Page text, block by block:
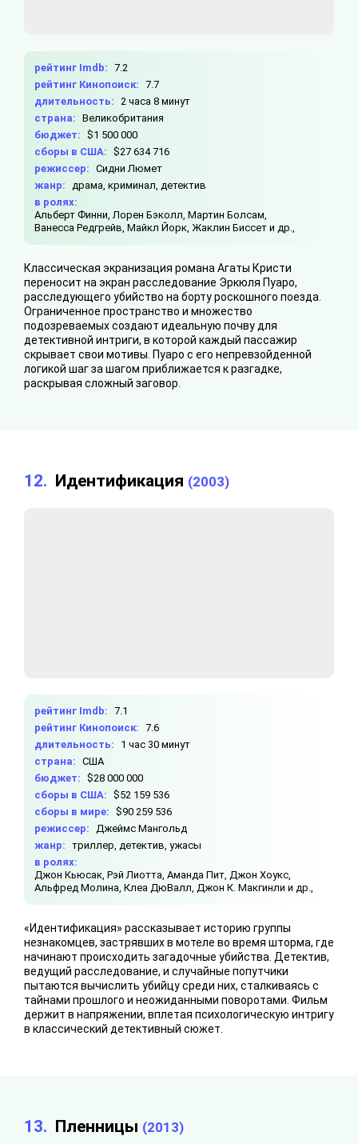
рейтинг Imdb: 7.2
рейтинг Кинопоиск: 7.7
длительность:
2 часа 8 минут
страна: Великобритания
бюджет: $1 500 000
сборы в США: $27 634 716
режиссер: Сидни Люмет
жанр:
драма, криминал, детектив
в ролях:
Альберт Финни, Лорен Бэколл, Мартин Болсам,
Ванесса Редгрейв, Майкл Йорк, Жаклин Биссет и др.,
Классическая экранизация романа Агаты Кристи
переносит на экран расследование Эркюля Пуаро,
расследующего убийство на борту роскошного поезда.
Ограниченное пространство и множество
подозреваемых создают идеальную почву для
детективной интриги, в которой каждый пассажир
скрывает свои мотивы. Пуаро с его непревзойденной
логикой шаг за шагом приближается к разгадке,
раскрывая сложный заговор.
12. Идентификация (2003)
рейтинг Imdb: 7.1
рейтинг Кинопоиск: 7.6
длительность:
1 час 30 минут
страна: США
бюджет: $28 000 000
сборы в США: $52 159 536
сборы в мире: $90 259 536
режиссер: Джеймс Мангольд
жанр: триллер, детектив, ужасы
в ролях:
Джон Кьюсак, Рэй Лиотта, Аманда Пит, Джон Хоукс,
Альфред Молина, Клеа ДюВалл, Джон К. Макгинли и др.,
«Идентификация» рассказывает историю группы
незнакомцев, застрявших в мотеле во время шторма, где
начинают происходить загадочные убийства. Детектив,
ведущий расследование, и случайные попутчики
пытаются вычислить убийцу среди них, сталкиваясь с
тайнами прошлого и неожиданными поворотами. Фильм
держит в напряжении, вплетая психологическую интригу
в классический детективный сюжет.
13. Пленницы (2013)